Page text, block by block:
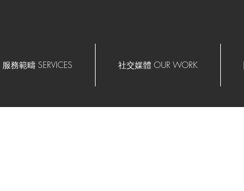
服務範疇 SERVICES 社交媒體 OUR WORK